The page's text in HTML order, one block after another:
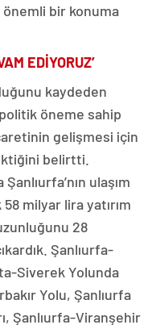
bir konuma
EDİYORUZ’
kaydeden
öneme sahip
gelişmesi için
belirtti.
ulaşım
milyar lira yatırım
28
Şanlıurfa-
Siverek Yolunda
Yolu, Şanlıurfa
Şanlıurfa-Viranşehir